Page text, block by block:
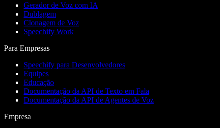
Gerador de Voz com IA
Dublagem
Clonagem de Voz
Speechify Work
Para Empresas
Speechify para Desenvolvedores
Equipes
Educação
Documentação da API de Texto em Fala
Documentação da API de Agentes de Voz
Empresa